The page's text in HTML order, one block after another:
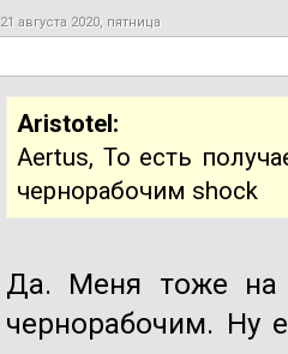
21 августа 2020, пятница
Aristotel:
Aertus, То есть
чернорабочим shock
Да. Меня тоже на
чернорабочим. Ну